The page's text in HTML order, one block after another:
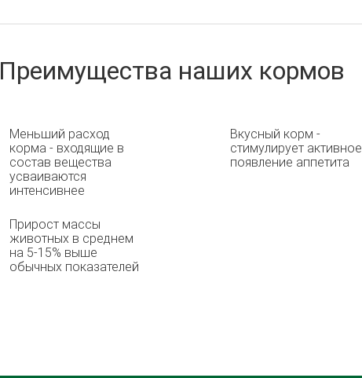
Преимущества наших кормов
Меньший расход
корма - входящие в
состав вещества
усваиваются
интенсивнее
Вкусный корм -
стимулирует активное
появление аппетита
Прирост массы
животных в среднем
на 5-15% выше
обычных показателей